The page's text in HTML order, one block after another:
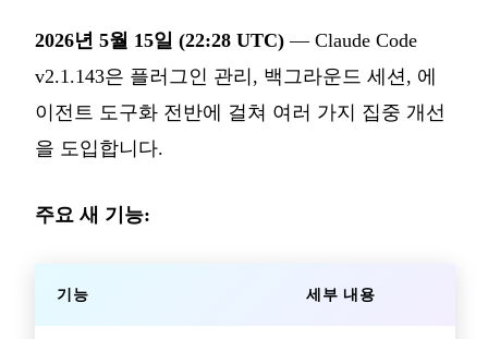
2026년 5월 15일 (22:28 UTC) — Claude Code
v2.1.143은 플러그인 관리, 백그라운드 세션, 에
이전트 도구화 전반에 걸쳐 여러 가지 집중 개선
을 도입합니다.
주요 새 기능:
기능 세부 내용